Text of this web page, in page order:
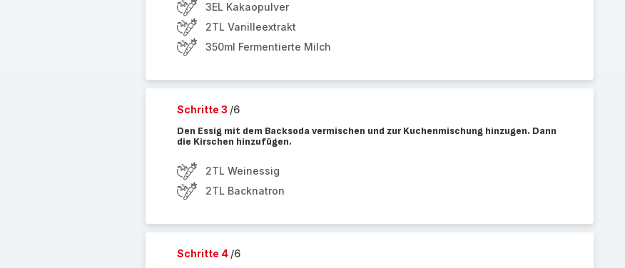
3EL Kakaopulver
2TL Vanilleextrakt
350ml Fermentierte Milch
Schritte 3 /6
Den Essig mit dem Backsoda vermischen und zur Kuchenmischung hinzugen. Dann
die Kirschen hinzufügen.
2TL Weinessig
2TL Backnatron
Schritte 4 /6